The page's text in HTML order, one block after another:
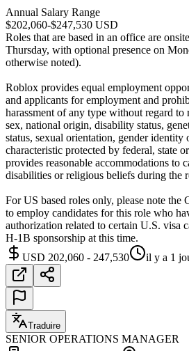
Annual Salary Range
$202,060-$247,530 USD
Roles that are based in an office are
Thursday, with optional presence on
otherwise noted).
Roblox provides equal employment
and applicants for employment and
harassment of any type without regard to
sex, national origin, disability status,
status, sexual orientation, gender identity
characteristic protected by federal, state
provides reasonable accommodations to
disabilities or religious beliefs during the
For US based roles only, please note the
to employ candidates for this role who
authorization related to certain U.S. visa
H-1B sponsorship at this time.
USD 202,060 - 247,530
il y a 1
Traduire
SENIOR OPERATIONS MANAGER